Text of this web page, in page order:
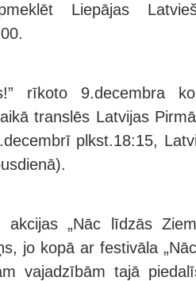
Liepājas
rīkoto 9.decembra
translēs Latvijas
plkst.18:15,
„Nāc līdzās
jo kopā ar festivāla
vajadzībām tajā